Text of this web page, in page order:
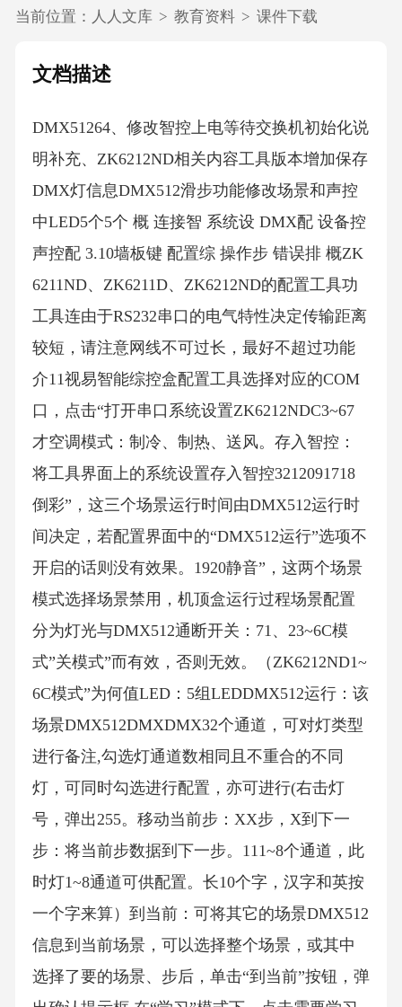
当前位置： 人人文库 > 教育资料 > 课件下载
文档描述
DMX51264、修改智控上电等待交换机初始化说
明补充、ZK6212ND相关内容工具版本增加保存
DMX灯信息DMX512滑步功能修改场景和声控
中LED5个5个 概 连接智 系统设 DMX配 设备控
声控配 3.10墙板键 配置综 操作步 错误排 概ZK
6211ND、ZK6211D、ZK6212ND的配置工具功
工具连由于RS232串口的电气特性决定传输距离
较短，请注意网线不可过长，最好不超过功能
介11视易智能综控盒配置工具选择对应的COM
口，点击“打开串口系统设置ZK6212NDC3~67
才空调模式：制冷、制热、送风。存入智控：
将工具界面上的系统设置存入智控3212091718
倒彩”，这三个场景运行时间由DMX512运行时
间决定，若配置界面中的“DMX512运行”选项不
开启的话则没有效果。1920静音”，这两个场景
模式选择场景禁用，机顶盒运行过程场景配置
分为灯光与DMX512通断开关：71、23~6C模
式”关模式”而有效，否则无效。（ZK6212ND1~
6C模式”为何值LED：5组LEDDMX512运行：该
场景DMX512DMXDMX32个通道，可对灯类型
进行备注,勾选灯通道数相同且不重合的不同
灯，可同时勾选进行配置，亦可进行(右击灯
号，弹出255。移动当前步：XX步，X到下一
步：将当前步数据到下一步。111~8个通道，此
时灯1~8通道可供配置。长10个字，汉字和英按
一个字来算）到当前：可将其它的场景DMX512
信息到当前场景，可以选择整个场景，或其中
选择了要的场景、步后，单击“到当前”按钮，弹